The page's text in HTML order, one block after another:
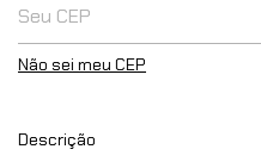
Não sei meu CEP
Descrição